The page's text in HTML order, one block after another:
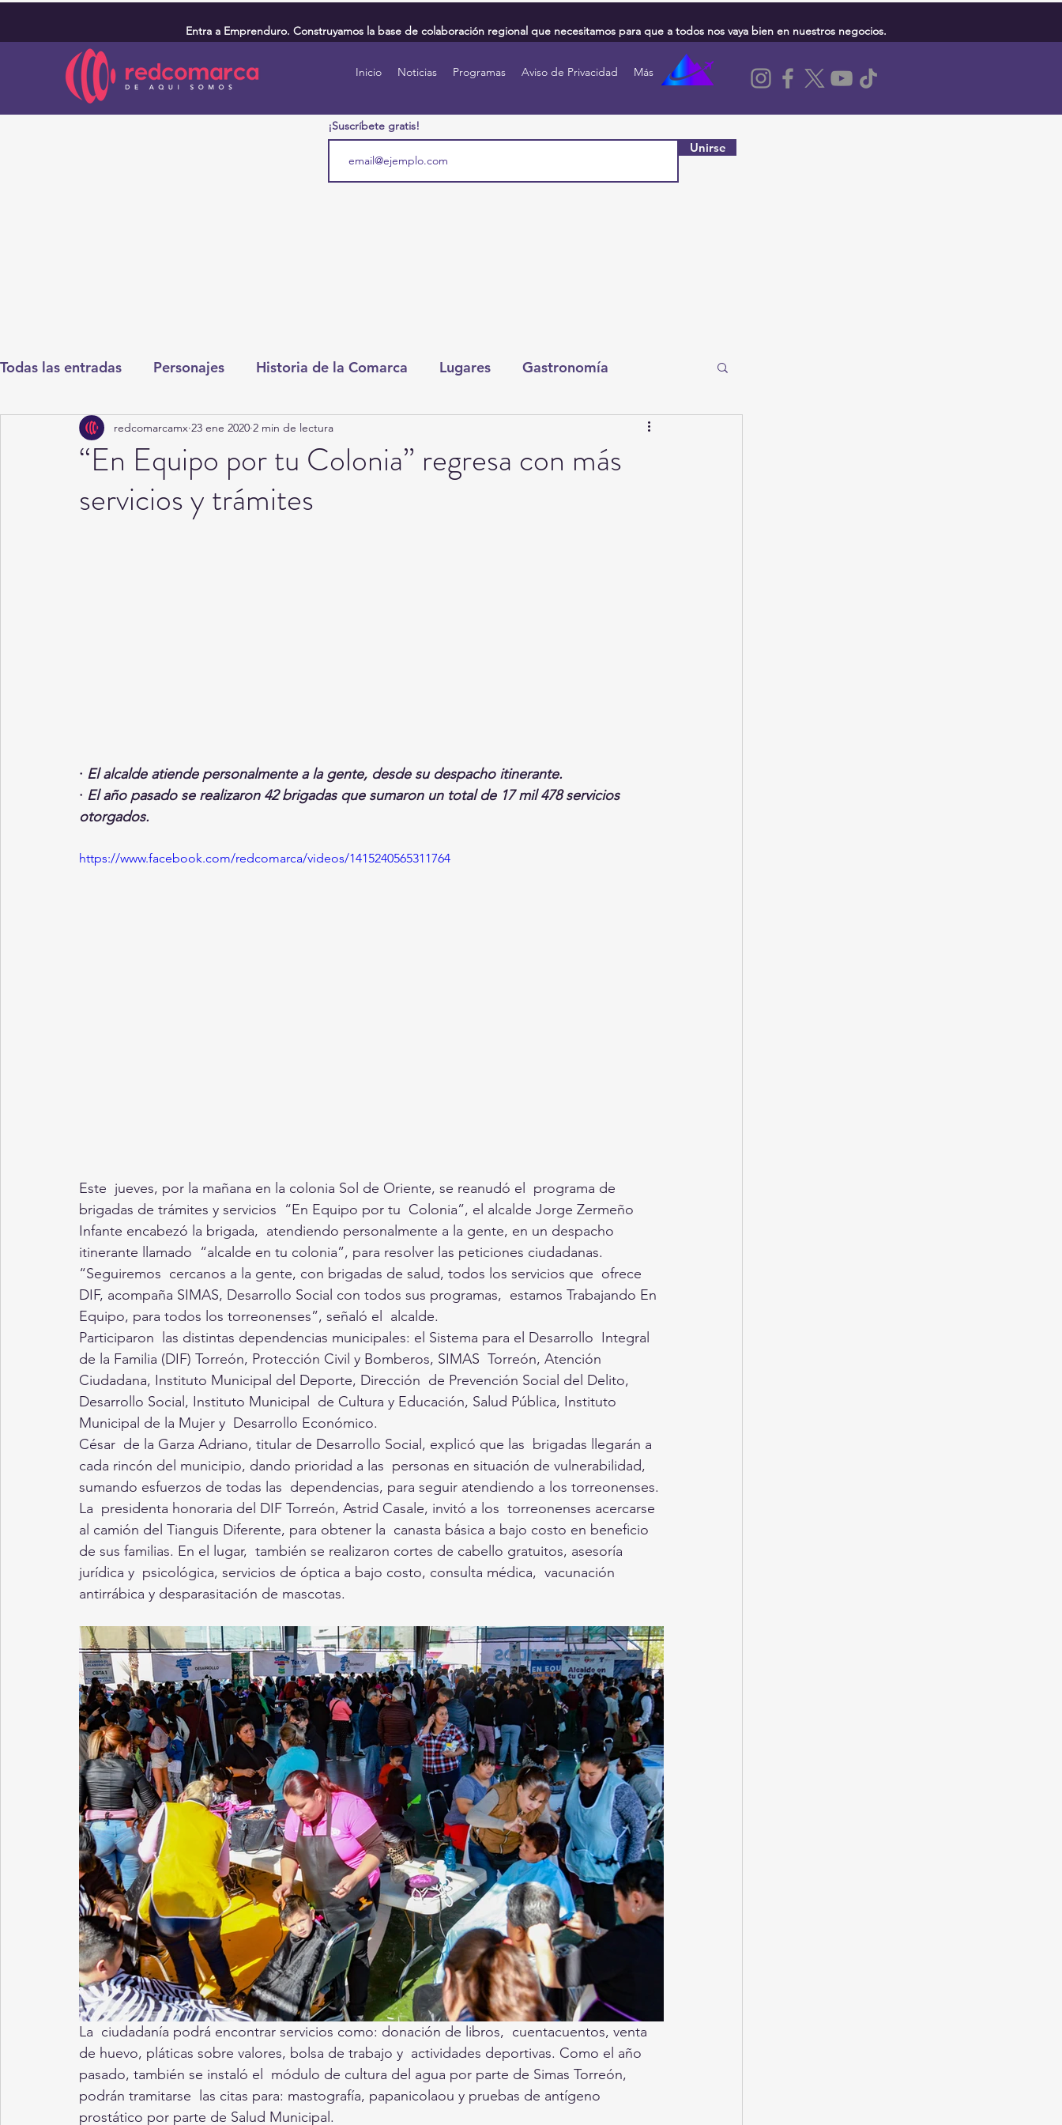
Entra a Emprenduro. Construyamos la base de colaboración regional que necesitamos para que a todos nos vaya bien en nuestros negocios.
Inicio Noticias Programas Aviso de Privacidad Más
¡Suscríbete gratis!
Unirse
Todas las entradas Personajes Historia de la Comarca Lugares Gastronomía
Deportes Salud Entretenimiento Cultura y Espectáculos Torreón
Round Cero Columnistas CDMX
“En Equipo por tu Colonia” regresa con más
servicios y trámites
redcomarcamx 23 ene 2020 2 min de lectura
· El alcalde atiende personalmente a la gente, desde su despacho itinerante.
· El año pasado se realizaron 42 brigadas que sumaron un total de 17 mil 478 servicios
otorgados.
https://www.facebook.com/redcomarca/videos/1415240565311764
Este  jueves, por la mañana en la colonia Sol de Oriente, se reanudó el  programa de
brigadas de trámites y servicios  “En Equipo por tu  Colonia”, el alcalde Jorge Zermeño
Infante encabezó la brigada,  atendiendo personalmente a la gente, en un despacho
itinerante llamado  “alcalde en tu colonia”, para resolver las peticiones ciudadanas.
“Seguiremos  cercanos a la gente, con brigadas de salud, todos los servicios que  ofrece
DIF, acompaña SIMAS, Desarrollo Social con todos sus programas,  estamos Trabajando En
Equipo, para todos los torreonenses”, señaló el  alcalde.
Participaron  las distintas dependencias municipales: el Sistema para el Desarrollo  Integral
de la Familia (DIF) Torreón, Protección Civil y Bomberos, SIMAS  Torreón, Atención
Ciudadana, Instituto Municipal del Deporte, Dirección  de Prevención Social del Delito,
Desarrollo Social, Instituto Municipal  de Cultura y Educación, Salud Pública, Instituto
Municipal de la Mujer y  Desarrollo Económico.
César  de la Garza Adriano, titular de Desarrollo Social, explicó que las  brigadas llegarán a
cada rincón del municipio, dando prioridad a las  personas en situación de vulnerabilidad,
sumando esfuerzos de todas las  dependencias, para seguir atendiendo a los torreonenses.
La  presidenta honoraria del DIF Torreón, Astrid Casale, invitó a los  torreonenses acercarse
al camión del Tianguis Diferente, para obtener la  canasta básica a bajo costo en beneficio
de sus familias. En el lugar,  también se realizaron cortes de cabello gratuitos, asesoría
jurídica y  psicológica, servicios de óptica a bajo costo, consulta médica,  vacunación
antirrábica y desparasitación de mascotas.
La  ciudadanía podrá encontrar servicios como: donación de libros,  cuentacuentos, venta
de huevo, pláticas sobre valores, bolsa de trabajo y  actividades deportivas. Como el año
pasado, también se instaló el  módulo de cultura del agua por parte de Simas Torreón,
podrán tramitarse  las citas para: mastografía, papanicolaou y pruebas de antígeno
prostático por parte de Salud Municipal.